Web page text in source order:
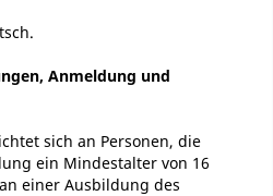
Anmeldung und
sich an Personen, die
ein Mindestalter von 16
einer Ausbildung des